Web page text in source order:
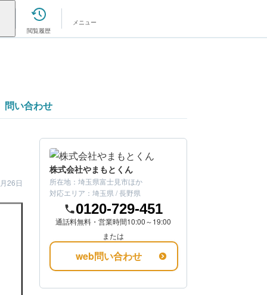
閲覧履歴
メニュー
問い合わせ
26日
株式会社やまもとくん
所在地： 埼玉県富士見市ほか
対応エリア： 埼玉県 / 長野県
0120-729-451
通話料無料・営業時間10:00～19:00
または
web問い合わせ